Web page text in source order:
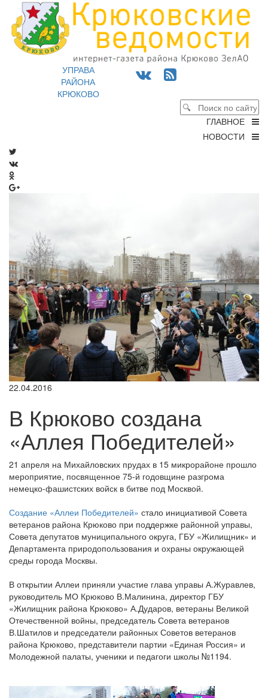
УПРАВА
РАЙОНА
КРЮКОВО
ГЛАВНОЕ
НОВОСТИ
22.04.2016
В Крюково создана
«Аллея Победителей»
21 апреля на Михайловских прудах в 15 микрорайоне прошло
мероприятие, посвященное 75-й годовщине разгрома
немецко-фашистских войск в битве под Москвой.
Создание «Аллеи Победителей» стало инициативой Совета
ветеранов района Крюково при поддержке районной управы,
Совета депутатов муниципального округа, ГБУ «Жилищник» и
Департамента природопользования и охраны окружающей
среды города Москвы.
В открытии Аллеи приняли участие глава управы А.Журавлев,
руководитель МО Крюково В.Малинина, директор ГБУ
«Жилищник района Крюково» А.Дударов, ветераны Великой
Отечественной войны, председатель Совета ветеранов
В.Шатилов и председатели районных Советов ветеранов
района Крюково, представители партии «Единая Россия» и
Молодежной палаты, ученики и педагоги школы №1194.